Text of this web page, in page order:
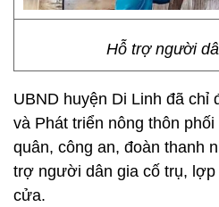
Hỗ trợ người
UBND huyện Di Linh đã chỉ
và Phát triển nông thôn
quân, công an, đoàn thanh
trợ người dân gia cố trụ, lợp
cửa.